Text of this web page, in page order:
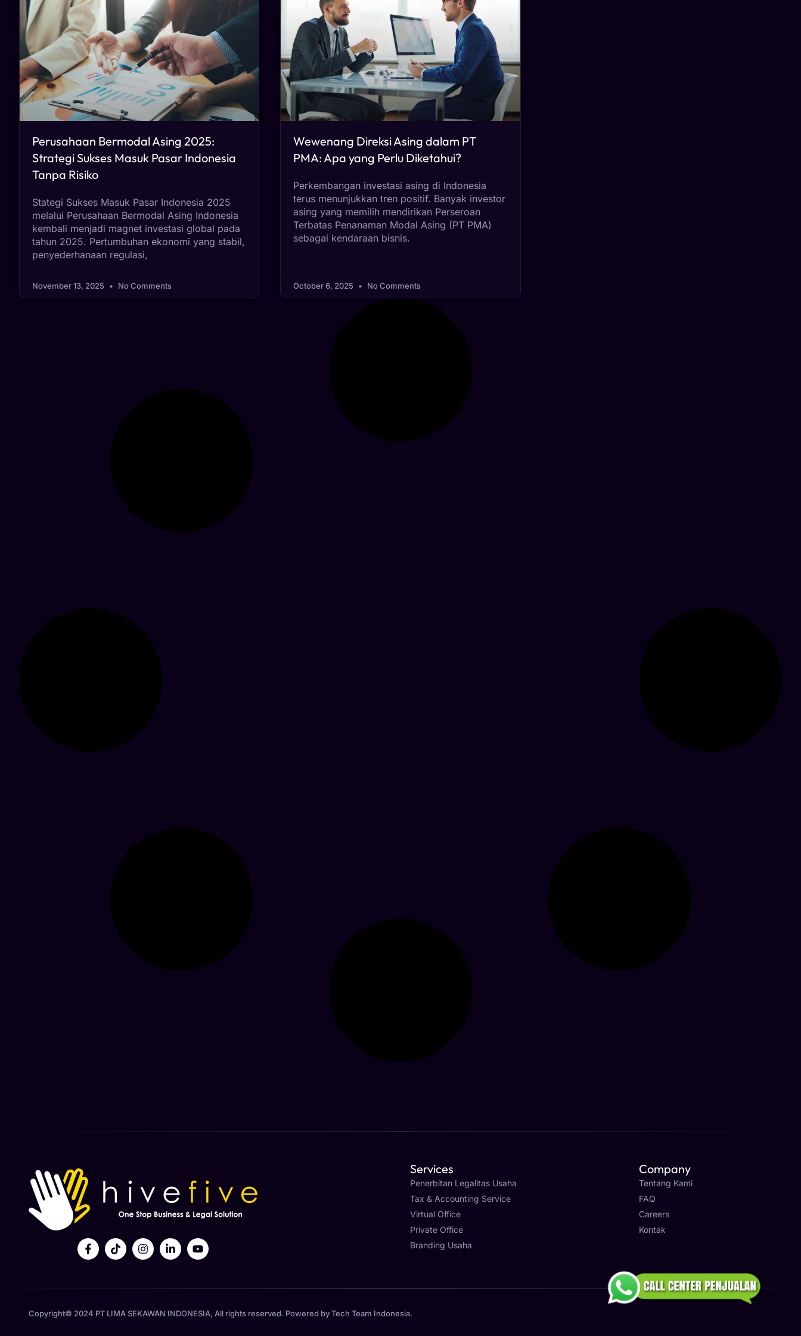
Perusahaan Bermodal Asing 2025:
Strategi Sukses Masuk Pasar Indonesia
Tanpa Risiko
Stategi Sukses Masuk Pasar Indonesia 2025
melalui Perusahaan Bermodal Asing Indonesia
kembali menjadi magnet investasi global pada
tahun 2025. Pertumbuhan ekonomi yang stabil,
penyederhanaan regulasi,
November 13, 2025 No Comments
Wewenang Direksi Asing dalam PT
PMA: Apa yang Perlu Diketahui?
Perkembangan investasi asing di Indonesia
terus menunjukkan tren positif. Banyak investor
asing yang memilih mendirikan Perseroan
Terbatas Penanaman Modal Asing (PT PMA)
sebagai kendaraan bisnis.
October 6, 2025 No Comments
Services
Penerbitan Legalitas Usaha
Tax & Accounting Service
Virtual Office
Private Office
Branding Usaha
Company
Tentang Kami
FAQ
Careers
Kontak
Copyright© 2024 PT LIMA SEKAWAN INDONESIA, All rights reserved. Powered byTech Team Indonesia.